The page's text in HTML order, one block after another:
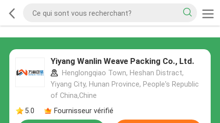
Yiyang Wanlin Weave Packing Co., Ltd.
Henglongqiao Town, Heshan Distract,
Yiyang City, Hunan Province, People's Republic
of China,Chine
5.0
Fournisseur vérifié